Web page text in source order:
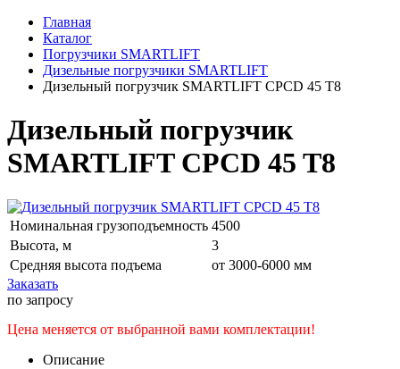
Главная
Каталог
Погрузчики SMARTLIFT
Дизельные погрузчики SMARTLIFT
Дизельный погрузчик SMARTLIFT CPCD 45 T8
Дизельный погрузчик
SMARTLIFT CPCD 45 T8
Номинальная грузоподъемность 4500
Высота, м
3
Средняя высота подъема
от 3000-6000 мм
Заказать
по запросу
Цена меняется от выбранной вами комплектации!
Описание